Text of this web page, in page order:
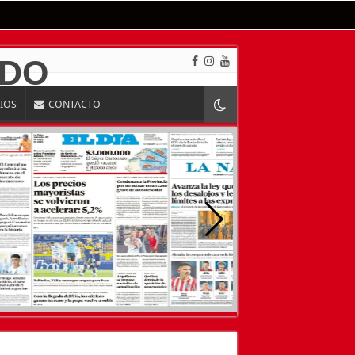
CONTACTO